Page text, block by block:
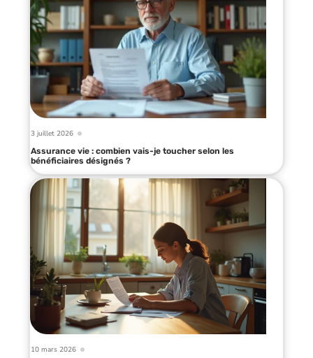
3 juillet 2026
Assurance vie : combien vais-je toucher selon les
bénéficiaires désignés ?
10 mars 2026